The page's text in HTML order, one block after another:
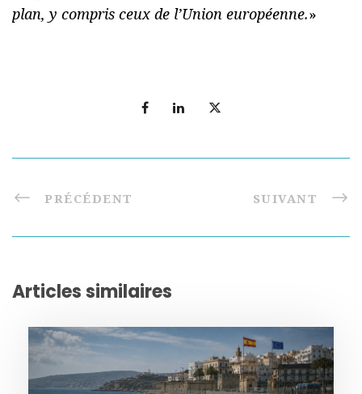
plan, y compris ceux de l’Union européenne.»
PRÉCÉDENT SUIVANT
Articles similaires